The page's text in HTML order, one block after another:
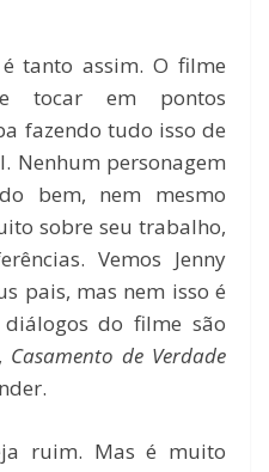
tanto assim. O filme
tocar em pontos
fazendo tudo isso de
Nenhum personagem
bem, nem mesmo
sobre seu trabalho,
Vemos Jenny
pais, mas nem isso é
diálogos do filme são
Casamento de Verdade
ruim. Mas é muito